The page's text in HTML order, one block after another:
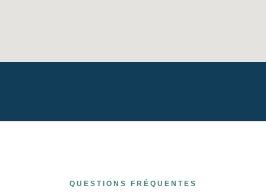
QUESTIONS FRÉQUENTES